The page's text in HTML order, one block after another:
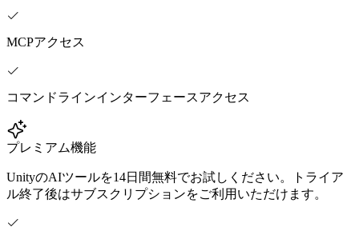
モバイルゲーム
少人数のチームで大規模なゲームを開発する
XR ゲームを複数プラットフォーム向けにローンチする
マルチプレイヤーゲーム制作を簡素化
MCPアクセス
コマンドラインインターフェースアクセス
プレミアム機能
UnityのAIツールを14日間無料でお試しください。トライア
ル終了後はサブスクリプションをご利用いただけます。